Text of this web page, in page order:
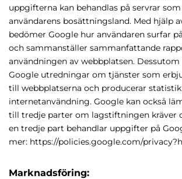
uppgifterna kan behandlas på servrar
användarens bosättningsland. Med hjälp
bedömer Google hur användaren surfar
och sammanställer sammanfattande
användningen av webbplatsen.
Google utredningar om tjänster som
till webbplatserna och producerar
internetanvändning. Google kan också
till tredje parter om lagstiftningen kräver
en tredje part behandlar uppgifter på
mer: https://policies.google.com/
Marknadsföring: